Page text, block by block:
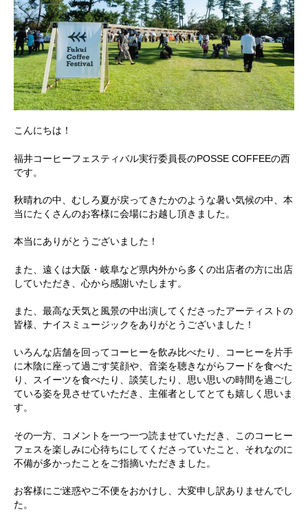
こんにちは！
福井コーヒーフェスティバル実行委員長のPOSSE COFFEEの西
です。
秋晴れの中、むしろ夏が戻ってきたかのような暑い気候の中、本
当にたくさんのお客様に会場にお越し頂きました。
本当にありがとうございました！
また、遠くは大阪・岐阜など県内外から多くの出店者の方に出店
していただき、心から感謝いたします。
また、最高な天気と風景の中出演してくださったアーティストの
皆様、ナイスミュージックをありがとうございました！
いろんな店舗を回ってコーヒーを飲み比べたり、コーヒーを片手
に木陰に座って過ごす笑顔や、音楽を聴きながらフードを食べた
り、スイーツを食べたり、談笑したり、思い思いの時間を過ごし
ている姿を見させていただき、主催者としてとても嬉しく思いま
す。
その一方、コメントを一つ一つ読ませていただき、このコーヒー
フェスを楽しみに心待ちにしてくださっていたこと、それなのに
不備が多かったことをご指摘いただきました。
お客様にご迷惑やご不便をおかけし、大変申し訳ありませんでし
た。